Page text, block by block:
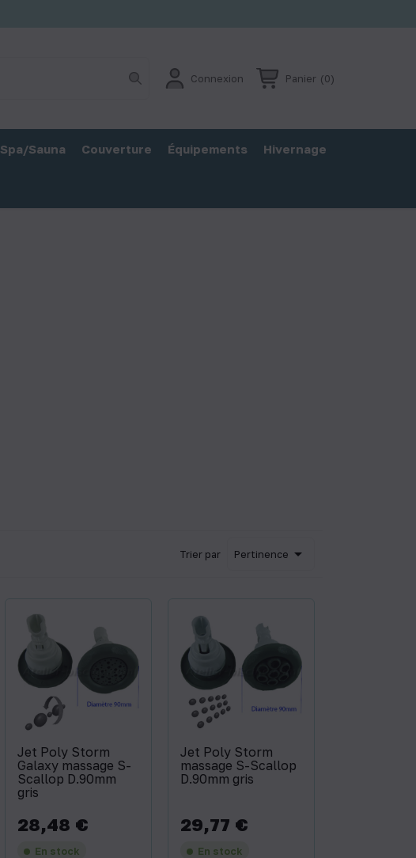
Connexion Panier (0)
Spa/Sauna Couverture Équipements Hivernage
Trier par Pertinence 
Jet Poly Storm
Galaxy massage S-
Scallop D.90mm
gris
Prix
28,48 €
En stock
Jet Poly Storm
massage S-Scallop
D.90mm gris
Prix
29,77 €
En stock